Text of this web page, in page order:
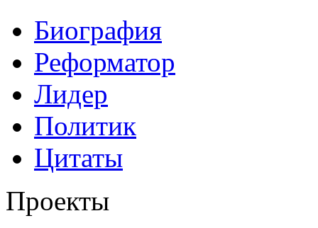
Биография
Реформатор
Лидер
Политик
Цитаты
Проекты